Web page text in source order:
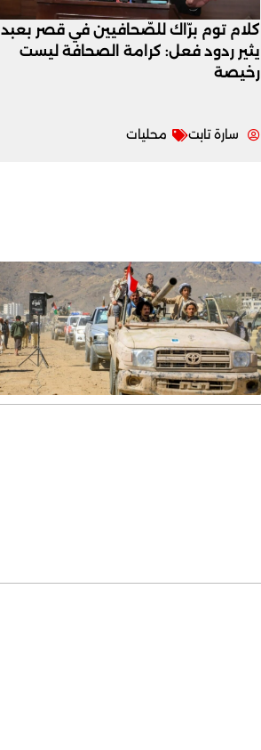
كلام توم برّاك للصّحافيين في قصر بعبدا
يثير ردود فعل: كرامة الصحافة ليست
رخيصة
سارة تابت محليات